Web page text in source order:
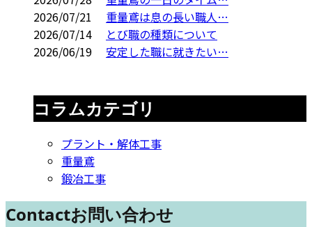
2026/07/21
重量鳶は息の長い職人…
2026/07/14
とび職の種類について
2026/06/19
安定した職に就きたい…
コラムカテゴリ
プラント・解体工事
重量鳶
鍛冶工事
Contactお問い合わせ